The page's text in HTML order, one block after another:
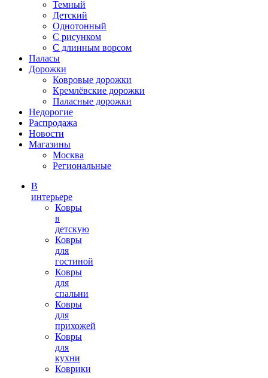
Темный
Детский
Однотонный
С рисунком
С длинным ворсом
Паласы
Дорожки
Ковровые дорожки
Кремлёвские дорожки
Паласные дорожки
Недорогие
Распродажа
Новости
Магазины
Москва
Региональные
В
интерьере
Ковры
в
детскую
Ковры
для
гостиной
Ковры
для
спальни
Ковры
для
прихожей
Ковры
для
кухни
Коврики